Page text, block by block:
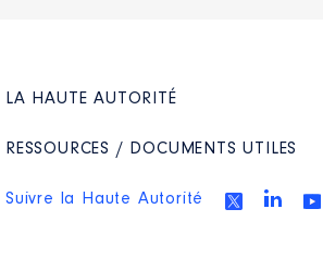
LA HAUTE AUTORITÉ
RESSOURCES / DOCUMENTS UTILES
Suivre la Haute Autorité